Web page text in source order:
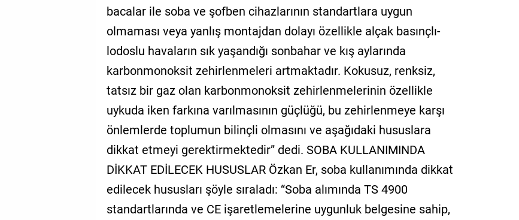
bacalar ile soba ve şofben cihazlarının standartlara uygun
olmaması veya yanlış montajdan dolayı özellikle alçak basınçlı-
lodoslu havaların sık yaşandığı sonbahar ve kış aylarında
karbonmonoksit zehirlenmeleri artmaktadır. Kokusuz, renksiz,
tatsız bir gaz olan karbonmonoksit zehirlenmelerinin özellikle
uykuda iken farkına varılmasının güçlüğü, bu zehirlenmeye karşı
önlemlerde toplumun bilinçli olmasını ve aşağıdaki hususlara
dikkat etmeyi gerektirmektedir” dedi. SOBA KULLANIMINDA
DİKKAT EDİLECEK HUSUSLAR Özkan Er, soba kullanımında dikkat
edilecek hususları şöyle sıraladı: “Soba alımında TS 4900
standartlarında ve CE işaretlemelerine uygunluk belgesine sahip,